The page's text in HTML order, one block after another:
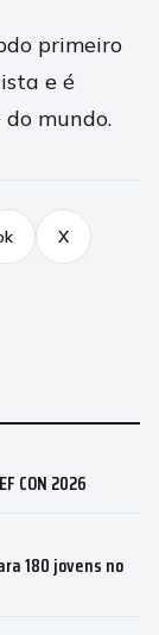
primeiro
e é
mundo.
X
CON 2026
180 jovens no